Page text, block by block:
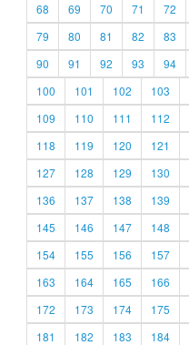
68
69 70 71 72
79
80 81 82 83
90
91 92 93 94
100
101 102 103
109
110 111 112
118
119 120 121
127
128 129 130
136
137 138 139
145
146 147 148
154
155 156 157
163
164 165 166
172
173 174 175
181
182 183 184